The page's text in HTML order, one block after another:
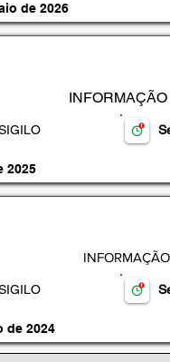
de 2026
2025
de 2024